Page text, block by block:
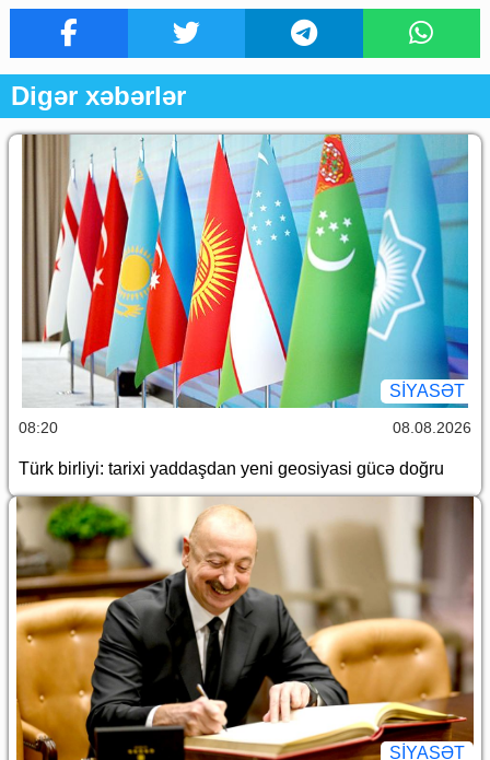
Digər xəbərlər
SİYASƏT
08:20 08.08.2026
Türk birliyi: tarixi yaddaşdan yeni geosiyasi gücə doğru
SİYASƏT